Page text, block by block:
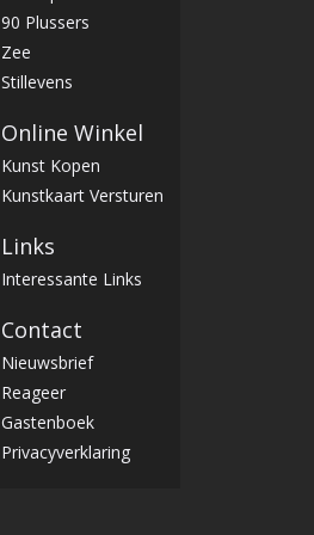
90 Plussers
Zee
Stillevens
Online Winkel
Kunst Kopen
Kunstkaart Versturen
Links
Interessante Links
Contact
Nieuwsbrief
Reageer
Gastenboek
Privacyverklaring